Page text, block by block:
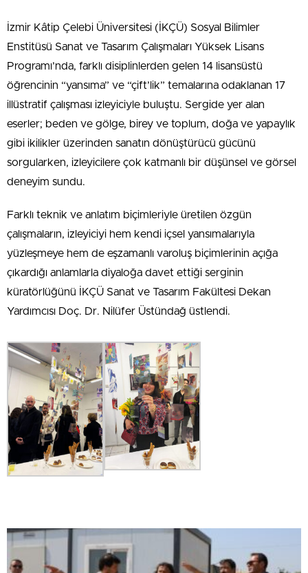
İzmir Kâtip Çelebi Üniversitesi (İKÇÜ) Sosyal Bilimler
Enstitüsü Sanat ve Tasarım Çalışmaları Yüksek Lisans
Programı’nda, farklı disiplinlerden gelen 14 lisansüstü
öğrencinin “yansıma” ve “çift’lik” temalarına odaklanan 17
illüstratif çalışması izleyiciyle buluştu. Sergide yer alan
eserler; beden ve gölge, birey ve toplum, doğa ve yapaylık
gibi ikilikler üzerinden sanatın dönüştürücü gücünü
sorgularken, izleyicilere çok katmanlı bir düşünsel ve görsel
deneyim sundu.
Farklı teknik ve anlatım biçimleriyle üretilen özgün
çalışmaların, izleyiciyi hem kendi içsel yansımalarıyla
yüzleşmeye hem de eşzamanlı varoluş biçimlerinin açığa
çıkardığı anlamlarla diyaloğa davet ettiği serginin
küratörlüğünü İKÇÜ Sanat ve Tasarım Fakültesi Dekan
Yardımcısı Doç. Dr. Nilüfer Üstündağ üstlendi.